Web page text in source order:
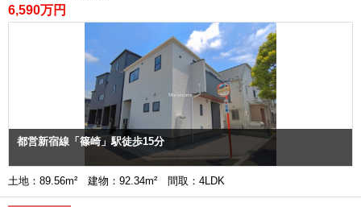
6,590万円
都営新宿線「篠崎」駅徒歩15分
土地：89.56m² 建物：92.34m² 間取：4LDK